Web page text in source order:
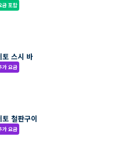
금 포함
토 스시 바
가 요금
토 철판구이
가 요금